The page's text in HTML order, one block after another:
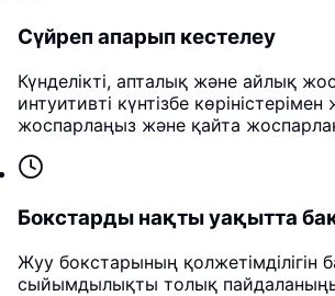
Сүйреп апарып кестелеу
Күнделікті, апталық және айлық
интуитивті күнтізбе
жоспарлаңыз және қайта
Бокстарды нақты уақытта
Жуу бокстарының қолжетімділігін
сыйымдылықты толық